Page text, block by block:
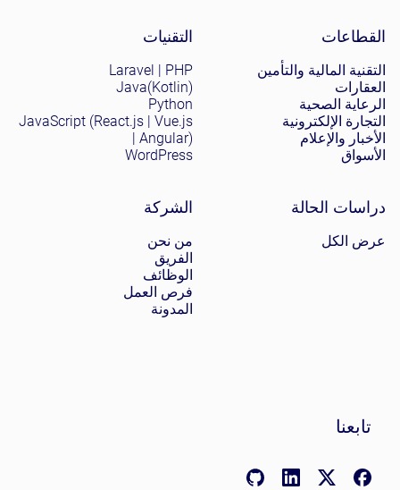
Site menu
القطاعات
التقنية المالية والتأمين
العقارات
الرعاية الصحية
التجارة الإلكترونية
الأخبار والإعلام
الأسواق
التقنيات
Laravel | PHP
Java(Kotlin)
Python
JavaScript (React.js | Vue.js
| Angular)
WordPress
دراسات الحالة
عرض الكل
الشركة
من نحن
الفريق
الوظائف
فرص العمل
المدونة
تابعنا
Facebook: facebook.com/NomadicSoftLLC
X (Twitter): x.com/nomadicsoftio
LinkedIn: linkedin.com/company/nomadic-soft
GitHub: github.com/nomadicsoft